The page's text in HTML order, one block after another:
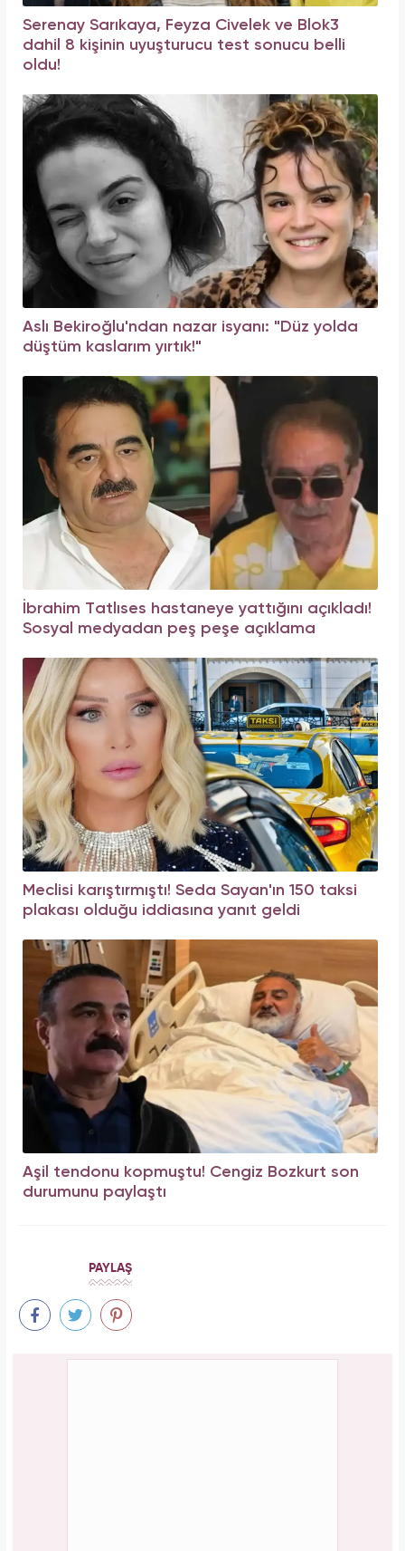
Serenay Sarıkaya, Feyza Civelek ve Blok3
dahil 8 kişinin uyuşturucu test sonucu belli
oldu!
Aslı Bekiroğlu'ndan nazar isyanı: "Düz yolda
düştüm kaslarım yırtık!"
İbrahim Tatlıses hastaneye yattığını açıkladı!
Sosyal medyadan peş peşe açıklama
Meclisi karıştırmıştı! Seda Sayan'ın 150 taksi
plakası olduğu iddiasına yanıt geldi
Aşil tendonu kopmuştu! Cengiz Bozkurt son
durumunu paylaştı
PAYLAŞ